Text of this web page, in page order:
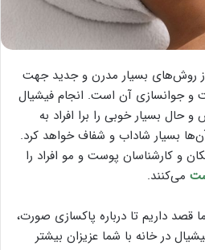
روش‌های بسیار مدرن و جدید جهت
و جوانسازی آن است. انجام فیشیال
بسیار خوبی را برا افراد به
بسیار شاداب و شفاف خواهد کرد.
و کارشناسان پوست و مو افراد را
می‌کنند.
داریم تا درباره پاکسازی صورت،
در خانه با شما عزیزان بیشتر